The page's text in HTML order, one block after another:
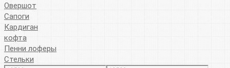
Овершот
Сапоги
Кардиган
кофта
Пенни лоферы
Стельки